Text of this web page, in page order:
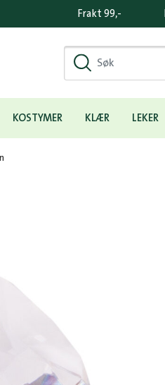
Frakt 99,-
KOSTYMER KLÆR LEKER